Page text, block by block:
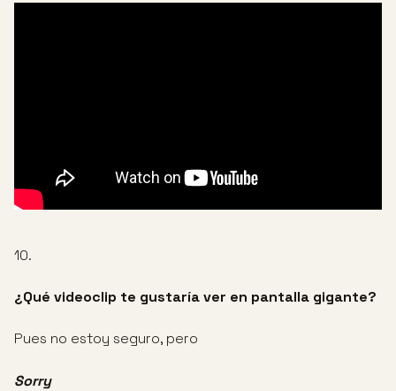
10.
¿Qué videoclip te gustaría ver en pantalla gigante?
Pues no estoy seguro, pero
Sorry